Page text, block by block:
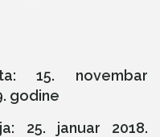
15. novembar
godine
25. januar 2018.